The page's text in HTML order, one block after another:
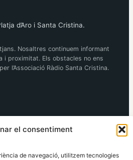
el consentiment
de navegació, utilitzem tecnologies
d’Aro i Santa Cristina.
Nosaltres continuem informant
i proximitat. Els obstacles no ens
l’Associació Ràdio Santa Cristina.